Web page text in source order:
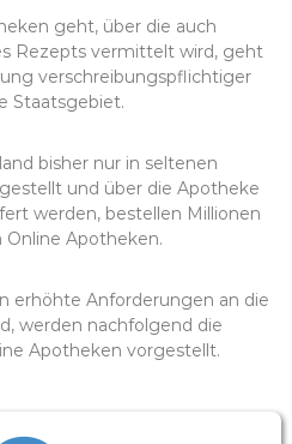
geht, über die auch
Rezepts vermittelt wird, geht
verschreibungspflichtiger
Staatsgebiet.
bisher nur in seltenen
und über die Apotheke
werden, bestellen Millionen
Online Apotheken.
erhöhte Anforderungen an die
werden nachfolgend die
Apotheken vorgestellt.